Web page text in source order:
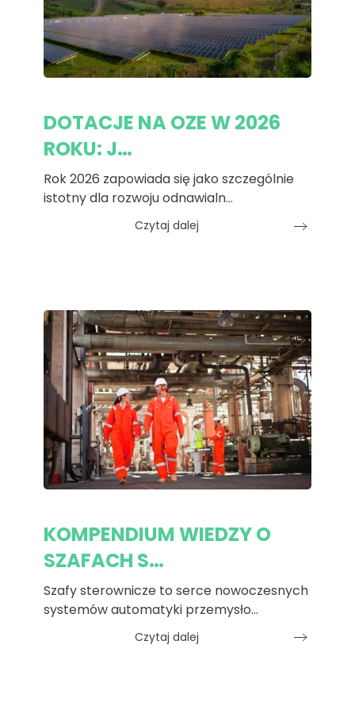
DOTACJE NA OZE W 2026
ROKU: J…
Rok 2026 zapowiada się jako szczególnie
istotny dla rozwoju odnawialn…
Czytaj dalej
KOMPENDIUM WIEDZY O
SZAFACH S…
Szafy sterownicze to serce nowoczesnych
systemów automatyki przemysło…
Czytaj dalej